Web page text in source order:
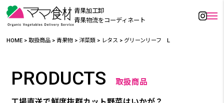
青果加工卸
青果物流をコーディネート
HOME >取扱商品 >青果物 > 洋菜類 > レタス > グリーンリーフ L
PRODUCTS 取扱商品